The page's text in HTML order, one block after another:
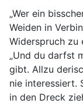
„Wer ein
Weiden in
Widerspruch zu
„Und du darfst
gibt. Allzu
nie interessiert.
in den Dreck